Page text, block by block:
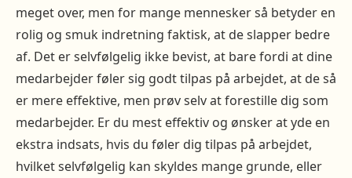
meget over, men for mange mennesker så betyder en
rolig og smuk indretning faktisk, at de slapper bedre
af. Det er selvfølgelig ikke bevist, at bare fordi at dine
medarbejder føler sig godt tilpas på arbejdet, at de så
er mere effektive, men prøv selv at forestille dig som
medarbejder. Er du mest effektiv og ønsker at yde en
ekstra indsats, hvis du føler dig tilpas på arbejdet,
hvilket selvfølgelig kan skyldes mange grunde, eller